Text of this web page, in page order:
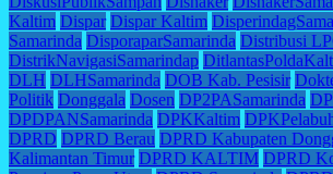
Kaltim Dispar Dispar Kaltim
Samarinda DisporaparSamarinda Distribusi
DistrikNavigasiSamarindap
DLH DLHSamarinda DOB Kab. Pesisir
Politik Donggala Dosen DP2PASamarinda
DPDPANSamarinda DPKKaltim
DPRD DPRD Berau DPRD Kabupaten
Kalimantan Timur DPRD KALTIM DPRD